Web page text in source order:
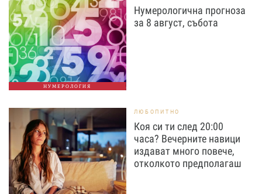
НУМЕРОЛОГИЯ
Нумерологична прогноза
за 8 август, събота
ЛЮБОПИТНО
Коя си ти след 20:00
часа? Вечерните навици
издават много повече,
отколкото предполагаш